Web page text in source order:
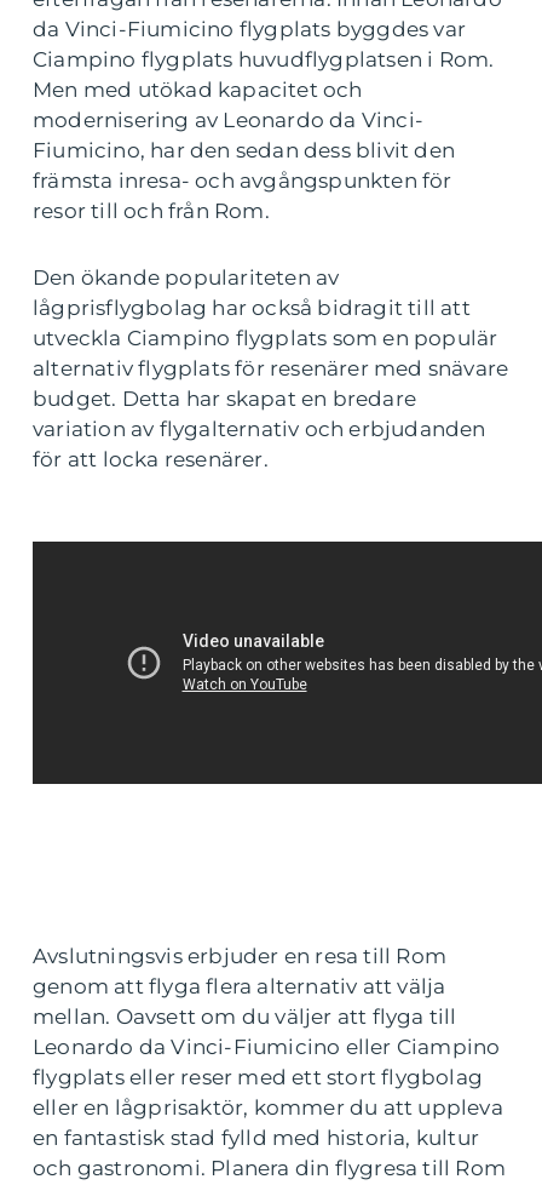
da Vinci-Fiumicino flygplats byggdes var
Ciampino flygplats huvudflygplatsen i Rom.
Men med utökad kapacitet och
modernisering av Leonardo da Vinci-
Fiumicino, har den sedan dess blivit den
främsta inresa- och avgångspunkten för
resor till och från Rom.
Den ökande populariteten av
lågprisflygbolag har också bidragit till att
utveckla Ciampino flygplats som en populär
alternativ flygplats för resenärer med snävare
budget. Detta har skapat en bredare
variation av flygalternativ och erbjudanden
för att locka resenärer.
Avslutningsvis erbjuder en resa till Rom
genom att flyga flera alternativ att välja
mellan. Oavsett om du väljer att flyga till
Leonardo da Vinci-Fiumicino eller Ciampino
flygplats eller reser med ett stort flygbolag
eller en lågprisaktör, kommer du att uppleva
en fantastisk stad fylld med historia, kultur
och gastronomi. Planera din flygresa till Rom